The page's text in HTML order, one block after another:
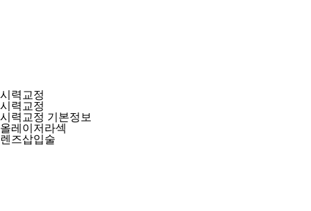
시력교정
시력교정
시력교정 기본정보
올레이저라섹
렌즈삽입술